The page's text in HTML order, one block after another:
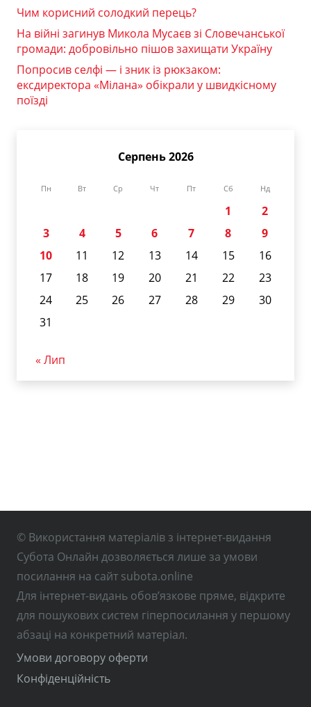
Чим корисний солодкий перець?
На війні загинув Микола Мусаєв зі Словечанської
громади: добровільно пішов захищати Україну
Попросив селфі — і зник із рюкзаком:
ексдиректора «Мілана» обікрали у швидкісному
поїзді
Серпень 2026
Пн Вт Ср Чт Пт Сб Нд
1
2
3
4 5 6 7 8
9
10
11 12 13 14 15
16
17
18 19 20 21 22
23
24
25 26 27 28 29
30
31
« Лип
© Використання матеріалів з інтернет-видання
Субота Онлайн дозволяється лише за умови
посилання на сайт subota.online
Для інтернет-видань обов’язкове пряме, відкрите
для пошукових систем гіперпосилання у першому
абзаці на конкретний матеріал.
Умови договору оферти
Конфіденційність